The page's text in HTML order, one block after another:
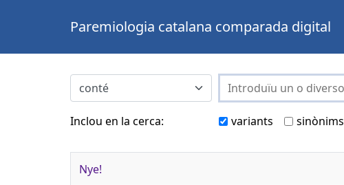
Paremiologia catalana comparada digital
Inclou en la cerca: variants sinònims
Nye!